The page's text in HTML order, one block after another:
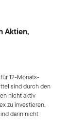
Aktien,
12-Monats-
sind durch den
nicht aktiv
zu investieren.
darin nicht